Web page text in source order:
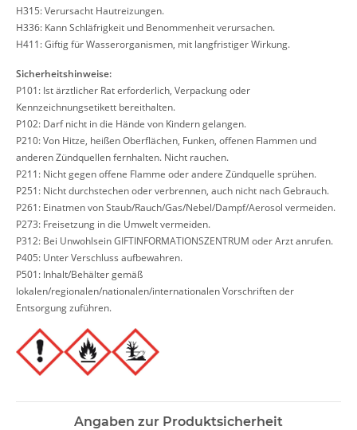
H315: Verursacht Hautreizungen.
H336: Kann Schläfrigkeit und Benommenheit verursachen.
H411: Giftig für Wasserorganismen, mit langfristiger Wirkung.
Sicherheitshinweise:
P101: Ist ärztlicher Rat erforderlich, Verpackung oder
Kennzeichnungsetikett bereithalten.
P102: Darf nicht in die Hände von Kindern gelangen.
P210: Von Hitze, heißen Oberflächen, Funken, offenen Flammen und
anderen Zündquellen fernhalten. Nicht rauchen.
P211: Nicht gegen offene Flamme oder andere Zündquelle sprühen.
P251: Nicht durchstechen oder verbrennen, auch nicht nach Gebrauch.
P261: Einatmen von Staub/Rauch/Gas/Nebel/Dampf/Aerosol vermeiden.
P273: Freisetzung in die Umwelt vermeiden.
P312: Bei Unwohlsein GIFTINFORMATIONSZENTRUM oder Arzt anrufen.
P405: Unter Verschluss aufbewahren.
P501: Inhalt/Behälter gemäß
lokalen/regionalen/nationalen/internationalen Vorschriften der
Entsorgung zuführen.
Angaben zur Produktsicherheit